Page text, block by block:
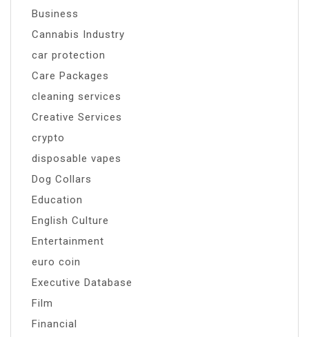
Business
Cannabis Industry
car protection
Care Packages
cleaning services
Creative Services
crypto
disposable vapes
Dog Collars
Education
English Culture
Entertainment
euro coin
Executive Database
Film
Financial